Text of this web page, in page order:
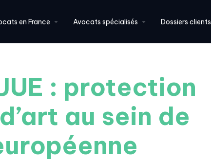
en France Avocats spécialisés Dossiers clients
: protection
au sein de